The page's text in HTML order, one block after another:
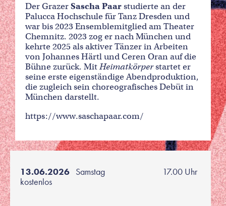
Der GrazerSascha Paarstudierte an der
Palucca Hochschule für Tanz Dresden und
war bis 2023 Ensemblemitglied am Theater
Chemnitz. 2023 zog er nach München und
kehrte 2025 als aktiver Tänzer in Arbeiten
von Johannes Härtl und Ceren Oran auf die
Bühne zurück. MitHeimatkörperstartet er
seine erste eigenständige Abendproduktion,
die zugleich sein choreografisches Debüt in
München darstellt.
https://www.saschapaar.com/
13.06.2026 Samstag
17.00 Uhr
kostenlos